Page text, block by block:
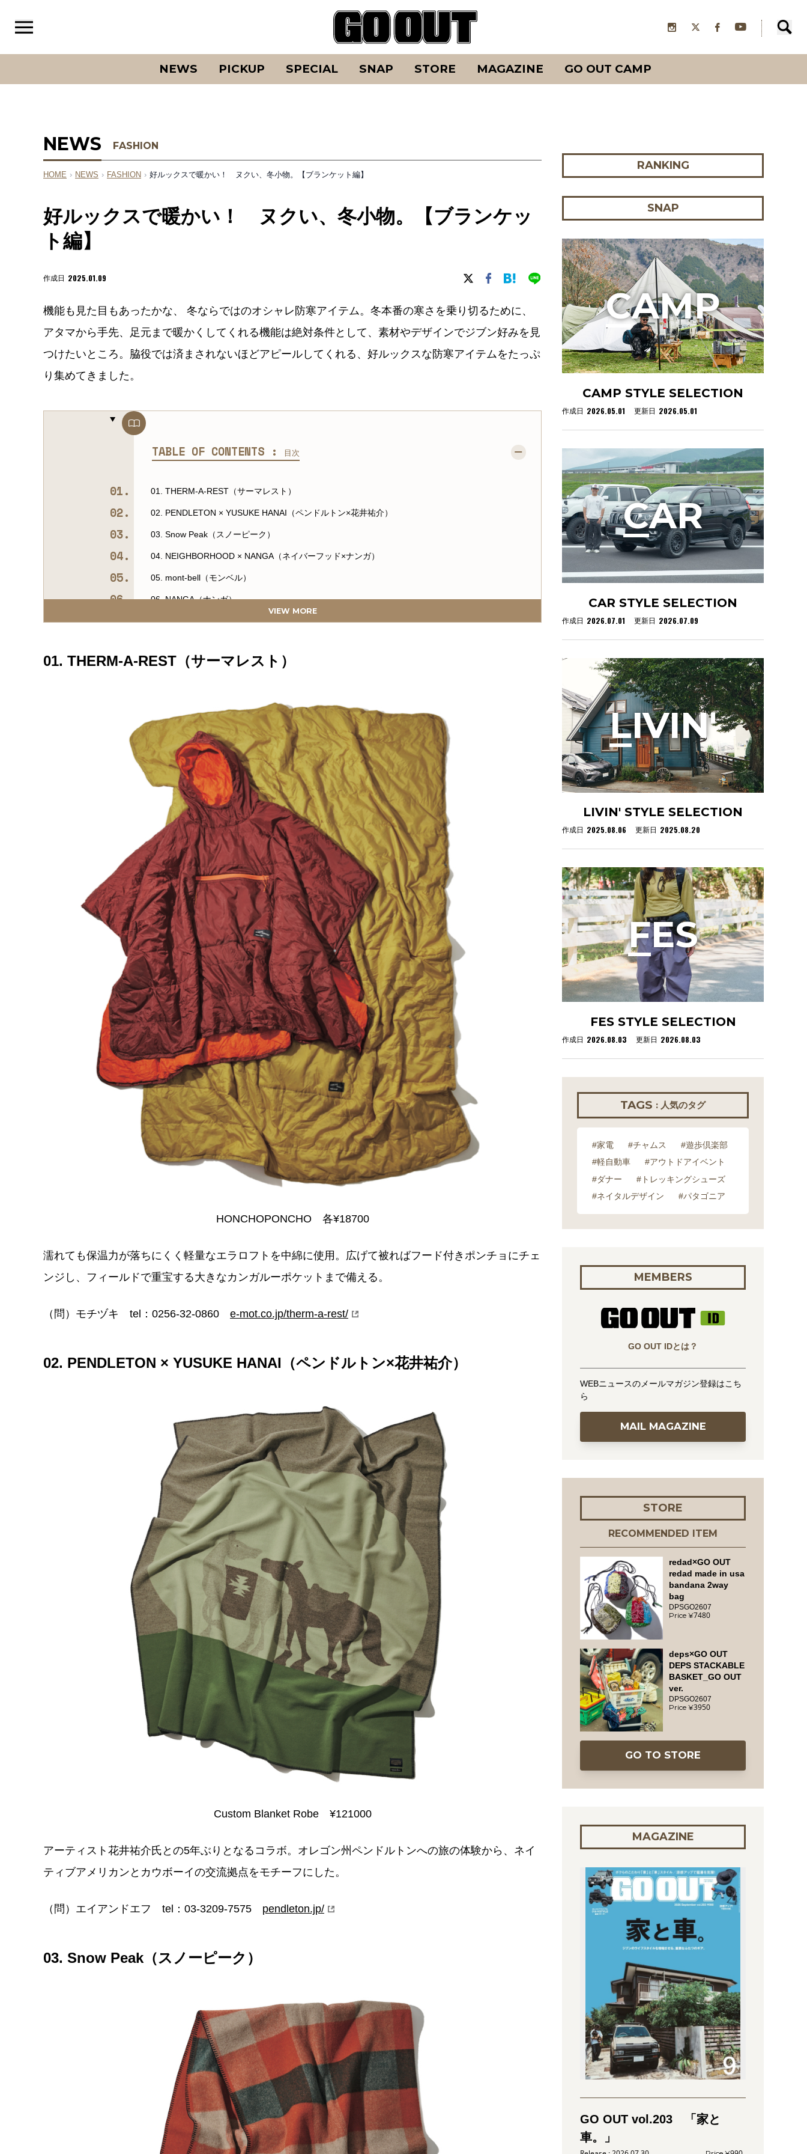
NEWS PICKUP SPECIAL SNAP STORE MAGAZINE GO OUT CAMP
NEWS FASHION
HOME › NEWS › FASHION › 好ルックスで暖かい！ ヌクい、冬小物。【ブランケット編】
好ルックスで暖かい！ ヌクい、冬小物。【ブランケッ
ト編】
作成日 2025.01.09
機能も見た目もあったかな、 冬ならではのオシャレ防寒アイテム。冬本番の寒さを乗り切るために、
アタマから手先、足元まで暖かくしてくれる機能は絶対条件として、素材やデザインでジブン好みを見
つけたいところ。脇役では済まされないほどアピールしてくれる、好ルックスな防寒アイテムをたっぷ
り集めてきました。
TABLE OF CONTENTS : 目次
01. THERM-A-REST（サーマレスト）
02. PENDLETON × YUSUKE HANAI（ペンドルトン×花井祐介）
03. Snow Peak（スノーピーク）
04. NEIGHBORHOOD × NANGA（ネイバーフッド×ナンガ）
05. mont-bell（モンベル）
06. NANGA（ナンガ）
07. THE NORTH FACE（ザ・ノース・フェイス）
09. OLD MOUNTAIN（オールドマウンテン）
VIEW MORE
01. THERM-A-REST（サーマレスト）
HONCHOPONCHO 各¥18700
濡れても保温力が落ちにくく軽量なエラロフトを中綿に使用。広げて被ればフード付きポンチョにチェ
ンジし、フィールドで重宝する大きなカンガルーポケットまで備える。
（問）モチヅキ tel：0256-32-0860 e-mot.co.jp/therm-a-rest/
02. PENDLETON × YUSUKE HANAI（ペンドルトン×花井祐介）
Custom Blanket Robe ¥121000
アーティスト花井祐介氏との5年ぶりとなるコラボ。オレゴン州ペンドルトンへの旅の体験から、ネイ
ティブアメリカンとカウボーイの交流拠点をモチーフにした。
（問）エイアンドエフ tel：03-3209-7575 pendleton.jp/
03. Snow Peak（スノーピーク）
RANKING
SNAP
CAMP STYLE SELECTION
作成日 2026.05.01 更新日 2026.05.01
CAMP
CAR STYLE SELECTION
作成日 2026.07.01 更新日 2026.07.09
CAR
LIVIN' STYLE SELECTION
作成日 2025.08.06 更新日 2025.08.20
LIVIN'
FES STYLE SELECTION
作成日 2026.08.03 更新日 2026.08.03
FES
TAGS : 人気のタグ
#家電 #チャムス
#遊歩倶楽部
#軽自動車
#アウトドアイベント
#ダナー
#トレッキングシューズ
#ネイタルデザイン
#パタゴニア
MEMBERS
GO OUT IDとは？
WEBニュースのメールマガジン登録はこち
ら
MAIL MAGAZINE
STORE
RECOMMENDED ITEM
redad×GO OUT
redad made in usa
bandana 2way
bag
DPSGO2607
7480
deps×GO OUT
DEPS STACKABLE
BASKET_GO OUT
ver.
DPSGO2607
3950
GO TO STORE
MAGAZINE
GO OUT vol.203 「家と
車。」